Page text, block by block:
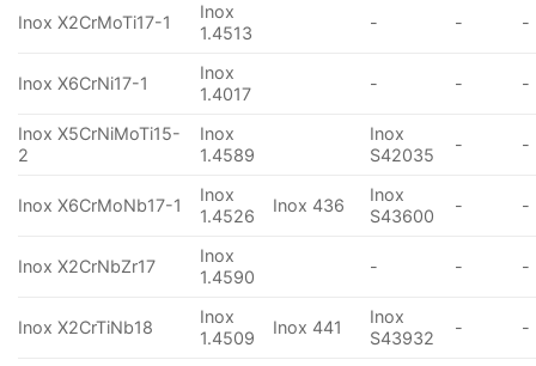
Inox X2CrMoTi17-1
Inox
1.4513
- - -
Inox X6CrNi17-1
Inox
1.4017
- - -
Inox X5CrNiMoTi15-
2
Inox
1.4589
Inox
S42035
- -
Inox X6CrMoNb17-1
Inox
1.4526
Inox 436
Inox
S43600
- -
Inox X2CrNbZr17
Inox
1.4590
- - -
Inox X2CrTiNb18
Inox
1.4509
Inox 441
Inox
S43932
- -